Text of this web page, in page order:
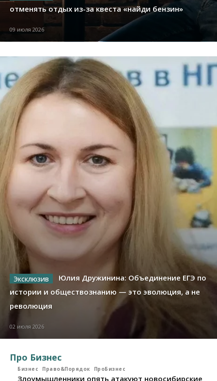
отменять отдых из-за квеста «найди бензин»
09 июля 2026
Юлия Дружинина: Объединение ЕГЭ по
истории и обществознанию — это эволюция, а не
революция
02 июля 2026
Про Бизнес
Бизнес Право&Порядок ПроБизнес
Злоумышленники опять атакуют новосибирские